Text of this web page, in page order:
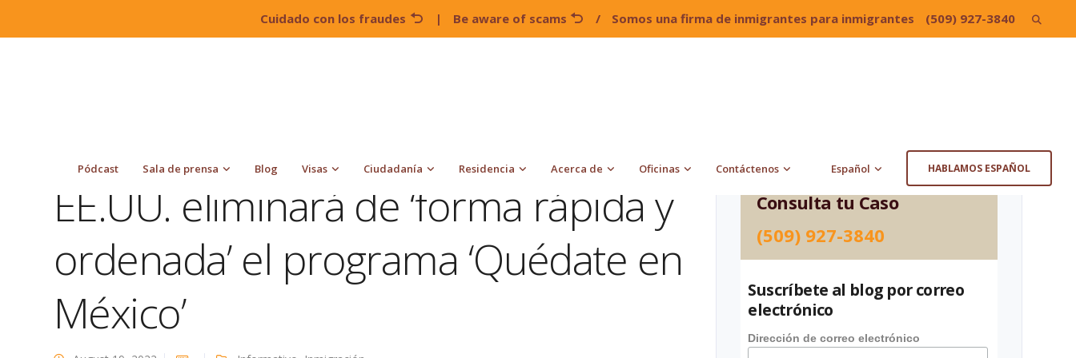
Cuidado con los fraudes | Be aware of scams / Somos una firma de inmigrantes para inmigrantes (509) 927-3840 Search
Pódcast Sala de prensa Blog Visas Ciudadanía Residencia Acerca de Oficinas Contáctenos Español HABLAMOS ESPAÑOL
‘Quédate en México’
EE.UU. eliminará de ‘forma rápida y
ordenada’ el programa ‘Quédate en
México’
Consulta tu Caso
(509) 927-3840
Suscríbete al blog por correo
electrónico
Dirección de correo electrónico